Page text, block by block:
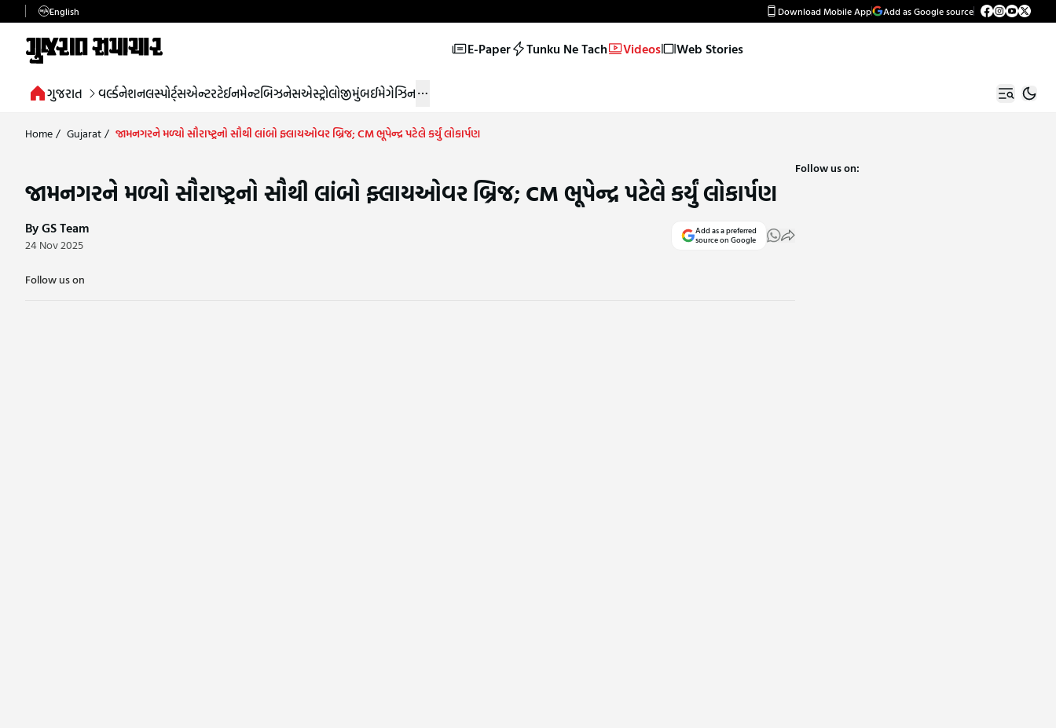
English Download Mobile App Add as Google source
E-Paper Tunku Ne Tach Videos Web Stories
ગુજરાત વર્લ્ડનેશનલસ્પોર્ટ્સએન્ટરટેઈનમેન્ટબિઝનેસએસ્ટ્રોલોજીમુંબઈમેગેઝિન
Home/ Gujarat/ જામનગરને મળ્યો સૌરાષ્ટ્રનો સૌથી લાંબો ફ્લાયઓવર બ્રિજ; CM ભૂપેન્દ્ર પટેલે કર્યું લોકાર્પણ
જામનગરને મળ્યો સૌરાષ્ટ્રનો સૌથી લાંબો ફ્લાયઓવર બ્રિજ; CM ભૂપેન્દ્ર પટેલે કર્યું લોકાર્પણ
By GS Team
24 Nov 2025
Add as a preferred
source on Google
Follow us on
Follow us on: